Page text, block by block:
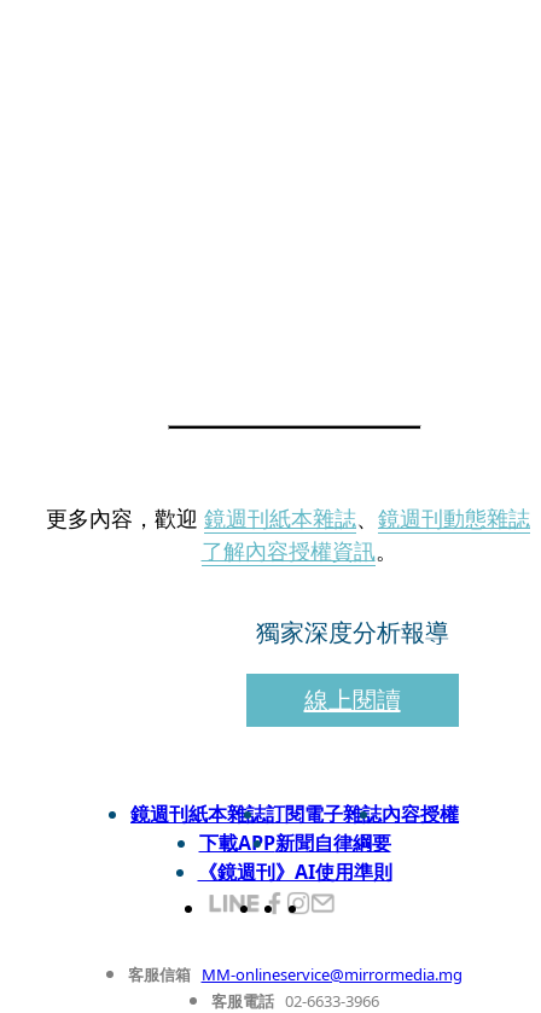
更多內容，歡迎 鏡週刊紙本雜誌、 鏡週刊動態雜誌
了解內容授權資訊。
獨家深度分析報導
線上閱讀
鏡週刊紙本雜誌訂閱電子雜誌內容授權
下載APP新聞自律綱要
《鏡週刊》AI使用準則
客服信箱 MM-onlineservice@mirrormedia.mg
客服電話 02-6633-3966